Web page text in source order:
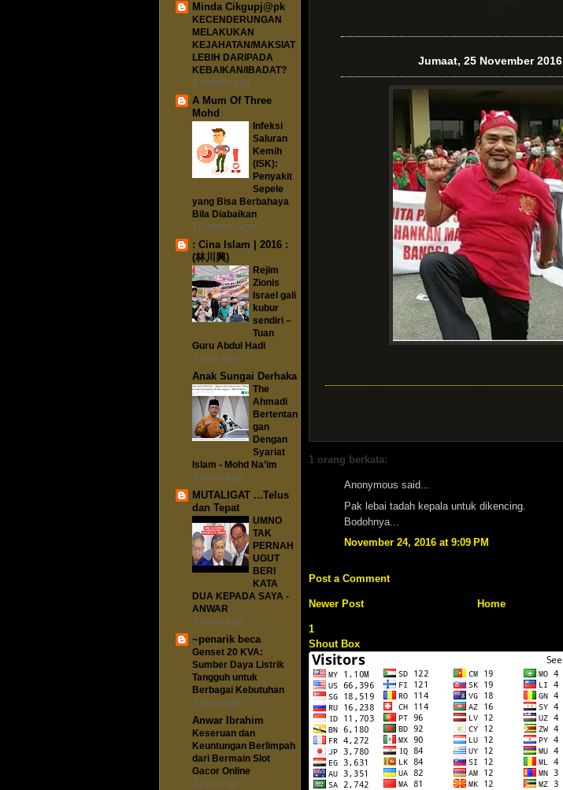
Minda Cikgupj@pk
KECENDERUNGAN
MELAKUKAN
KEJAHATAN/MAKSIAT
LEBIH DARIPADA
KEBAIKAN/IBADAT?
9 months ago
A Mum Of Three
Mohd
Infeksi
Saluran
Kemih
(ISK):
Penyakit
Sepele
yang Bisa Berbahaya
Bila Diabaikan
10 months ago
: Cina Islam | 2016 :
(林川興)
Rejim
Zionis
Israel gali
kubur
sendiri –
Tuan
Guru Abdul Hadi
1 year ago
Anak Sungai Derhaka
The
Ahmadi
Bertentan
gan
Dengan
Syariat
Islam - Mohd Na’im
2 years ago
MUTALIGAT ...Telus
dan Tepat
UMNO
TAK
PERNAH
UGUT
BERI
KATA
DUA KEPADA SAYA -
ANWAR
2 years ago
~penarik beca
Genset 20 KVA:
Sumber Daya Listrik
Tangguh untuk
Berbagai Kebutuhan
2 years ago
Anwar Ibrahim
Keseruan dan
Keuntungan Berlimpah
dari Bermain Slot
Gacor Online
2 years ago
Jumaat, 25 November 2016
1 orang berkata:
Anonymous said...
Pak lebai tadah kepala untuk dikencing.
Bodohnya...
November 24, 2016 at 9:09 PM
Post a Comment
Newer Post Home
1
Shout Box